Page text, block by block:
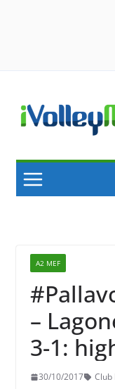
content
A2 MEF
–
3-1:
30/10/2017 Club